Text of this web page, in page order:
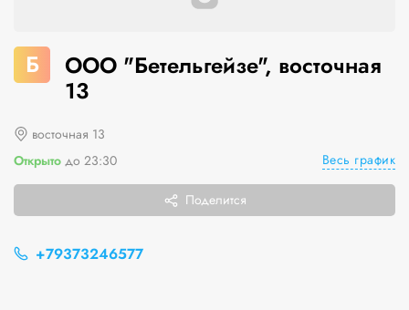
Б
ООО "Бетельгейзе", восточная
13
восточная 13
Открыто до 23:30 Весь график
Поделится
+79373246577